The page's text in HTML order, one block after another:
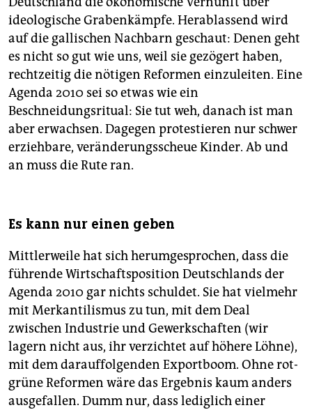
ideologische Grabenkämpfe. Herablassend wird
auf die gallischen Nachbarn geschaut: Denen geht
es nicht so gut wie uns, weil sie gezögert haben,
rechtzeitig die nötigen Reformen einzuleiten. Eine
Agenda 2010 sei so etwas wie ein
Beschneidungsritual: Sie tut weh, danach ist man
aber erwachsen. Dagegen protestieren nur schwer
erziehbare, veränderungsscheue Kinder. Ab und
an muss die Rute ran.
Es kann nur einen geben
Mittlerweile hat sich herumgesprochen, dass die
führende Wirtschaftsposition Deutschlands der
Agenda 2010 gar nichts schuldet. Sie hat vielmehr
mit Merkantilismus zu tun, mit dem Deal
zwischen Industrie und Gewerkschaften (wir
lagern nicht aus, ihr verzichtet auf höhere Löhne),
mit dem darauffolgenden Exportboom. Ohne rot-
grüne Reformen wäre das Ergebnis kaum anders
ausgefallen. Dumm nur, dass lediglich einer